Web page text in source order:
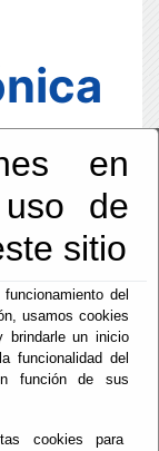
en
de
sitio
del
usamos cookies
brindarle un inicio
funcionalidad del
función de sus
cookies para